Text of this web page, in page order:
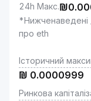
24h Макс.₪
*Нижченаведені
про eth
Історичний
₪ 0.0000999
Ринкова